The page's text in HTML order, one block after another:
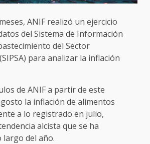
ANIF realizó un ejercicio
del Sistema de Información
del Sector
para analizar la inflación
de ANIF a partir de este
la inflación de alimentos
a lo registrado en julio,
alcista que se ha
largo del año.